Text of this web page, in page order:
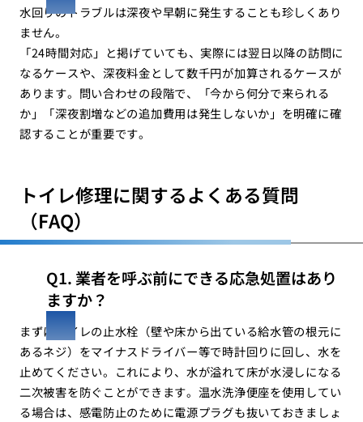
水回りのトラブルは深夜や早朝に発生することも珍しくあり
ません。
「24時間対応」と掲げていても、実際には翌日以降の訪問に
なるケースや、深夜料金として数千円が加算されるケースが
あります。問い合わせの段階で、「今から何分で来られる
か」「深夜割増などの追加費用は発生しないか」を明確に確
認することが重要です。
トイレ修理に関するよくある質問
（FAQ）
Q1. 業者を呼ぶ前にできる応急処置はあり
ますか？
まずはトイレの止水栓（壁や床から出ている給水管の根元に
あるネジ）をマイナスドライバー等で時計回りに回し、水を
止めてください。これにより、水が溢れて床が水浸しになる
二次被害を防ぐことができます。温水洗浄便座を使用してい
る場合は、感電防止のために電源プラグも抜いておきましょ